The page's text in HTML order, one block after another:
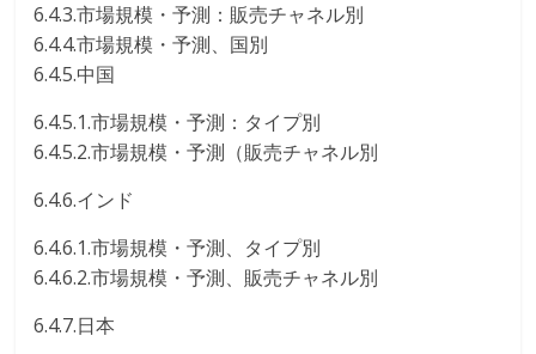
6.4.3.市場規模・予測：販売チャネル別
6.4.4.市場規模・予測、国別
6.4.5.中国
6.4.5.1.市場規模・予測：タイプ別
6.4.5.2.市場規模・予測（販売チャネル別
6.4.6.インド
6.4.6.1.市場規模・予測、タイプ別
6.4.6.2.市場規模・予測、販売チャネル別
6.4.7.日本